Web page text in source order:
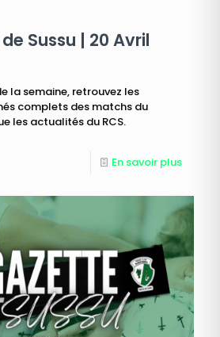
Sussu | 20 Avril
la semaine, retrouvez les
complets des matchs du
les actualités du RCS.
En savoir plus